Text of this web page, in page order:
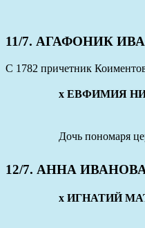
11/7. АГАФОНИК
С 1782 причетник
x ЕВФИМИЯ
Дочь пономаря
12/7. АННА ИВАНОВА
x ИГНАТИЙ